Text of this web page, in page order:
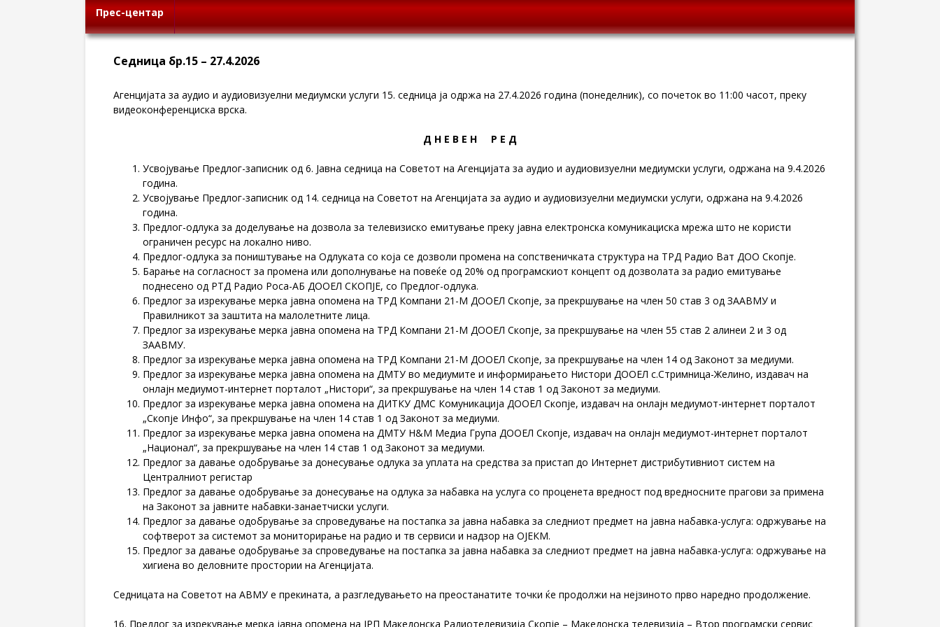
Прес-центар
Седница бр.15 – 27.4.2026
Агенцијата за аудио и аудиовизуелни медиумски услуги 15. седница ја одржа на 27.4.2026 година (понеделник), со почеток во 11:00 часот, преку
видеоконференциска врска.
Д Н Е В Е Н Р Е Д
Усвојување Предлог-записник од 6. Јавна седница на Советот на Агенцијата за аудио и аудиовизуелни медиумски услуги, одржана на 9.4.2026
година.
Усвојување Предлог-записник од 14. седница на Советот на Агенцијата за аудио и аудиовизуелни медиумски услуги, одржана на 9.4.2026
година.
Предлог-одлука за доделување на дозвола за телевизиско емитување преку јавна електронска комуникациска мрежа што не користи
ограничен ресурс на локално ниво.
Предлог-одлука за поништување на Одлуката со која се дозволи промена на сопственичката структура на ТРД Радио Ват ДОО Скопје.
Барање на согласност за промена или дополнување на повеќе од 20% од програмскиот концепт од дозволата за радио емитување
поднесено од РТД Радио Роса-АБ ДООЕЛ СКОПЈЕ, со Предлог-одлука.
Предлог за изрекување мерка јавна опомена на ТРД Компани 21-М ДООЕЛ Скопје, за прекршување на член 50 став 3 од ЗААВМУ и
Правилникот за заштита на малолетните лица.
Предлог за изрекување мерка јавна опомена на ТРД Компани 21-М ДООЕЛ Скопје, за прекршување на член 55 став 2 алинеи 2 и 3 од
ЗААВМУ.
Предлог за изрекување мерка јавна опомена на ТРД Компани 21-М ДООЕЛ Скопје, за прекршување на член 14 од Законот за медиуми.
Предлог за изрекување мерка јавна опомена на ДМТУ во медиумите и информирањето Нистори ДООЕЛ с.Стримница-Желино, издавач на
онлајн медиумот-интернет порталот „Нистори“, за прекршување на член 14 став 1 од Законот за медиуми.
Предлог за изрекување мерка јавна опомена на ДИТКУ ДМС Комуникација ДООЕЛ Скопје, издавач на онлајн медиумот-интернет порталот
„Скопје Инфо“, за прекршување на член 14 став 1 од Законот за медиуми.
Предлог за изрекување мерка јавна опомена на ДМТУ Н&М Медиа Група ДООЕЛ Скопје, издавач на онлајн медиумот-интернет порталот
„Национал“, за прекршување на член 14 став 1 од Законот за медиуми.
Предлог за давање одобрување за донесување одлука за уплата на средства за пристап до Интернет дистрибутивниот систем на
Централниот регистар
Предлог за давање одобрување за донесување на одлука за набавка на услуга со проценета вредност под вредносните прагови за примена
на Законот за јавните набавки-занаетчиски услуги.
Предлог за давање одобрување за спроведување на постапка за јавна набавка за следниот предмет на јавна набавка-услуга: oдржување на
софтверот за системот за мониторирање на радио и тв сервиси и надзор на ОЈЕКМ.
Предлог за давање одобрување за спроведување на постапка за јавна набавка за следниот предмет на јавна набавка-услуга: одржување на
хигиена во деловните простории на Агенцијата.
Седницата на Советот на АВМУ е прекината, а разгледувањето на преостанатите точки ќе продолжи на нејзиното прво наредно продолжение.
16. Предлог за изрекување мерка јавна опомена на ЈРП Македонска Радиотелевизија Скопје – Македонска телевизија – Втор програмски сервис